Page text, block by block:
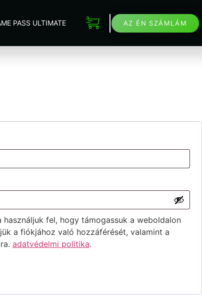
PASS ULTIMATE AZ ÉN SZÁMLÁM
használjuk fel, hogy támogassuk a weboldalon
a fiókjához való hozzáférését, valamint a
adatvédelmi politika.